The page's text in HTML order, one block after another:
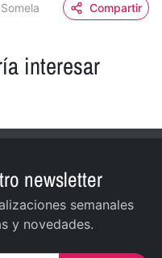
Compartir
interesar
newsletter
semanales
y novedades.